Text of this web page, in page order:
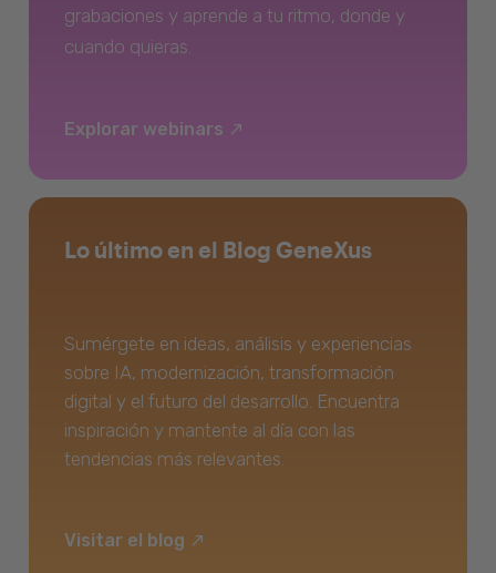
grabaciones y aprende a tu ritmo, donde y
cuando quieras.
Explorar webinars
Lo último en el Blog GeneXus
Sumérgete en ideas, análisis y experiencias
sobre IA, modernización, transformación
digital y el futuro del desarrollo. Encuentra
inspiración y mantente al día con las
tendencias más relevantes.
Visitar el blog